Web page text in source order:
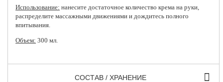
Использование: нанесите достаточное количество крема на руки,
распределите массажными движениями и дождитесь полного
впитывания.
Объем: 300 мл.
СОСТАВ / ХРАНЕНИЕ